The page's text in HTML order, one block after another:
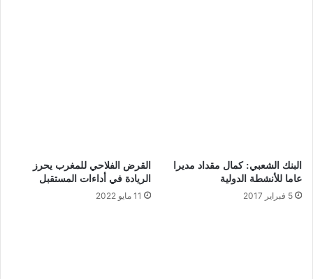
البنك الشعبي: كمال مقداد مديرا
عاما للأنشطة الدولية
5 فبراير 2017
القرض الفلاحي للمغرب يحرز
الريادة في أداءات المستقبل
11 مايو 2022